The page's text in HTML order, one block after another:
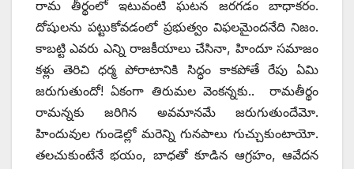
రామ తీర్థంలో ఇటువంటి ఘటన జరగడం బాధాకరం.
దోషులను పట్టుకోవడంలో ప్రభుత్వం విఫలమైందనేది నిజం.
కాబట్టి ఎవరు ఎన్ని రాజకీయాలు చేసినా, హిందూ సమాజం
కళ్లు తెరిచి ధర్మ పోరాటానికి సిద్ధం కాకపోతే రేపు ఏమి
జరుగుతుందో! ఏకంగా తిరుమల వెంకన్నకు.. రామతీర్థం
రామన్నకు జరిగిన అవమానమే జరుగుతుందేమో.
హిందువుల గుండెల్లో మరెన్ని గునపాలు గుచ్చుకుంటాయో.
తలచుకుంటేనే భయం, బాధతో కూడిన ఆగ్రహం, ఆవేదన